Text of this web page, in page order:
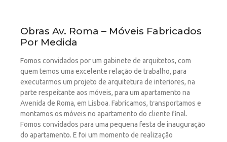
Obras Av. Roma – Móveis Fabricados
Por Medida
Fomos convidados por um gabinete de arquitetos, com
quem temos uma excelente relação de trabalho, para
executarmos um projeto de arquitetura de interiores, na
parte respeitante aos móveis, para um apartamento na
Avenida de Roma, em Lisboa. Fabricamos, transportamos e
montamos os móveis no apartamento do cliente final.
Fomos convidados para uma pequena festa de inauguração
do apartamento. E foi um momento de realização